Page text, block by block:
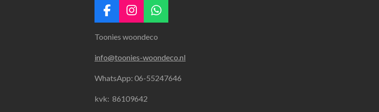
F
c
b
o
k
I
s
a
g
a
W
a
s
A
Toonies woondeco
info@toonies-woondeco.nl
WhatsApp: 06-55247646
kvk: 86109642